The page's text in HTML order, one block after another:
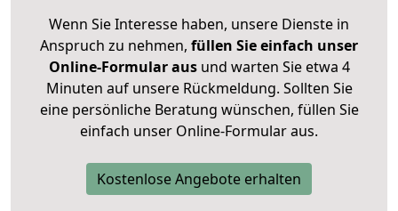
Wenn Sie Interesse haben, unsere Dienste in
Anspruch zu nehmen, füllen Sie einfach unser
Online-Formular ausund warten Sie etwa 4
Minuten auf unsere Rückmeldung. Sollten Sie
eine persönliche Beratung wünschen, füllen Sie
einfach unser Online-Formular aus.
Kostenlose Angebote erhalten